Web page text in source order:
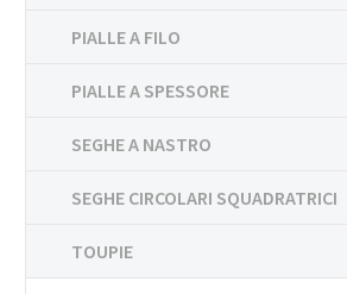
PIALLE A FILO
PIALLE A SPESSORE
SEGHE A NASTRO
SEGHE CIRCOLARI SQUADRATRICI
TOUPIE